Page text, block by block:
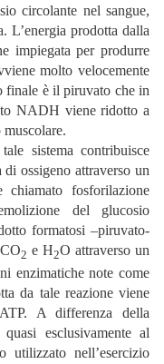
circolante nel sangue,
L’energia prodotta dalla
impiegata per produrre
molto velocemente
finale è il piruvato che in
NADH viene ridotto a
muscolare.
sistema contribuisce
ossigeno attraverso un
chiamato fosforilazione
del glucosio
formatosi –piruvato-
2 e H2O attraverso un
enzimatiche note come
da tale reazione viene
A differenza della
esclusivamente al
utilizzato nell’esercizio